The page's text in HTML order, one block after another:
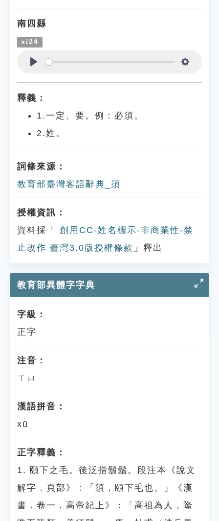
南四縣
xi24
釋義：
1.一定、要。例：必須。
2.姓。
詞條來源：
教育部臺灣客語辭典_須
授權資訊：
資料採「
創用CC-姓名標示-非商業性-禁
止改作 臺灣3.0版授權條款 」釋出
教育部異體字字典
字級：
正字
注音：
ㄒㄩ
漢語拼音：
xū
正字釋義：
1. 頤下之毛。後泛指鬍鬚。段注本《說文
解字．頁部》：「須，頤下毛也。」《漢
書．卷一．高帝紀上》：「高祖為人，隆